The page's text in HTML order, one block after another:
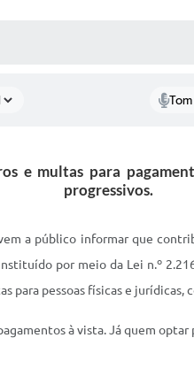
e multas para
progressivos.
a público informar que
por meio da Lei n.º
pessoas físicas e jurídicas,
à vista. Já quem